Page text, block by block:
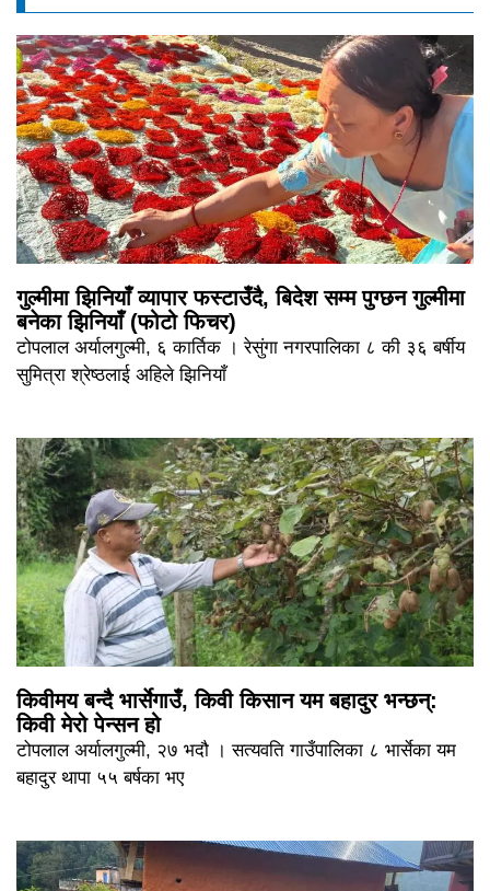
गुल्मीमा झिनियाँ व्यापार फस्टाउँदै, बिदेश सम्म पुग्छन गुल्मीमा
बनेका झिनियाँ (फोटो फिचर)
टोपलाल अर्यालगुल्मी, ६ कार्तिक । रेसुंगा नगरपालिका ८ की ३६ बर्षीय
सुमित्रा श्रेष्ठलाई अहिले झिनियाँ
किवीमय बन्दै भार्सेगाउँ, किवी किसान यम बहादुर भन्छन्:
किवी मेरो पेन्सन हो
टोपलाल अर्यालगुल्मी, २७ भदौ । सत्यवति गाउँपालिका ८ भार्सेका यम
बहादुर थापा ५५ बर्षका भए